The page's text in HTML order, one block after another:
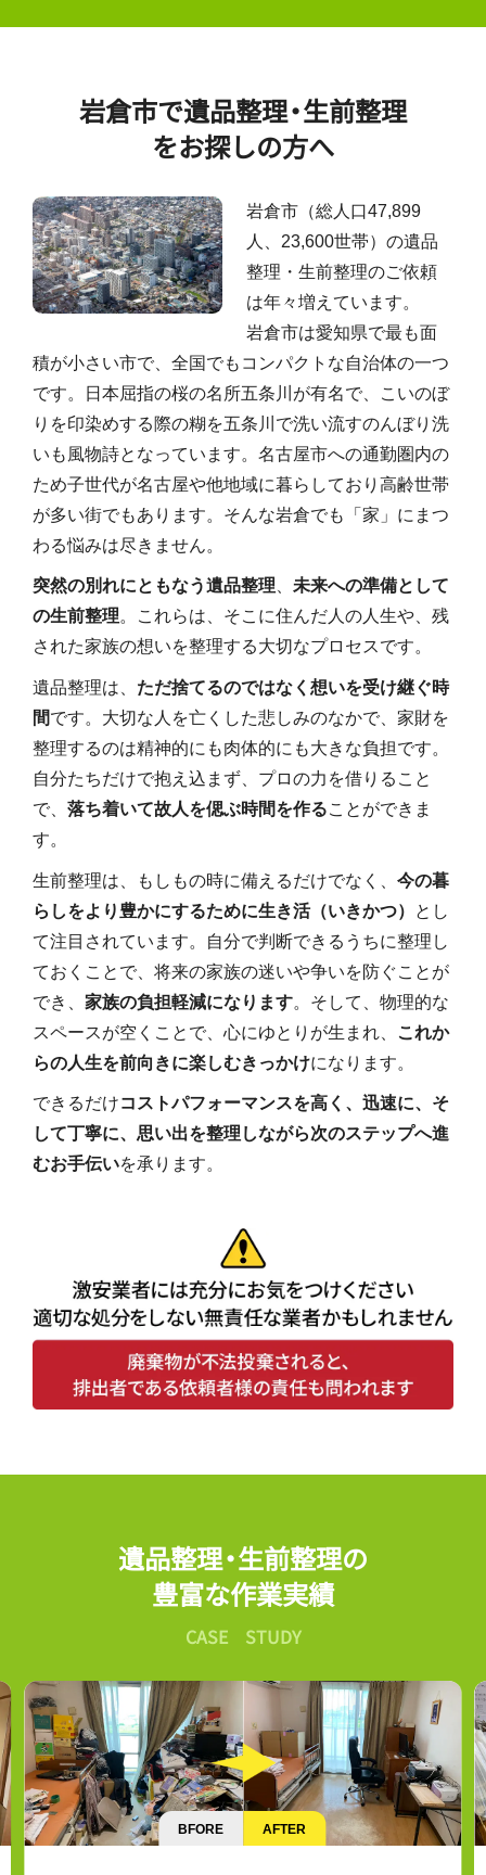
岩倉市で遺品整理・生前整理
をお探しの方へ
岩倉市（総人口47,899
人、23,600世帯）の遺品
整理・生前整理のご依頼
は年々増えています。
岩倉市は愛知県で最も面
積が小さい市で、全国でもコンパクトな自治体の一つ
です。日本屈指の桜の名所五条川が有名で、こいのぼ
りを印染めする際の糊を五条川で洗い流すのんぼり洗
いも風物詩となっています。名古屋市への通勤圏内の
ため子世代が名古屋や他地域に暮らしており高齢世帯
が多い街でもあります。そんな岩倉でも「家」にまつ
わる悩みは尽きません。
突然の別れにともなう遺品整理
未来への準備として
の生前整理。これらは、そこに住んだ人の人生や、残
された家族の想いを整理する大切なプロセスです。
遺品整理は、 ただ捨てるのではなく想いを受け継ぐ時
間です。大切な人を亡くした悲しみのなかで、家財を
整理するのは精神的にも肉体的にも大きな負担です。
自分たちだけで抱え込まず、プロの力を借りること
で、 落ち着いて故人を偲ぶ時間を作ることができま
す。
生前整理は、もしもの時に備えるだけでなく、 今の暮
らしをより豊かにするために生き活（いきかつ）
とし
て注目されています。自分で判断できるうちに整理し
ておくことで、将来の家族の迷いや争いを防ぐことが
でき、 家族の負担軽減になります。そして、物理的な
スペースが空くことで、心にゆとりが生まれ、
これか
らの人生を前向きに楽しむきっかけになります。
できるだけコストパフォーマンスを高く、迅速に、そ
して丁寧に、思い出を整理しながら次のステップへ進
むお手伝いを承ります。
遺品整理・生前整理の
豊富な作業実績
CASE STUDY
BFORE AFTER